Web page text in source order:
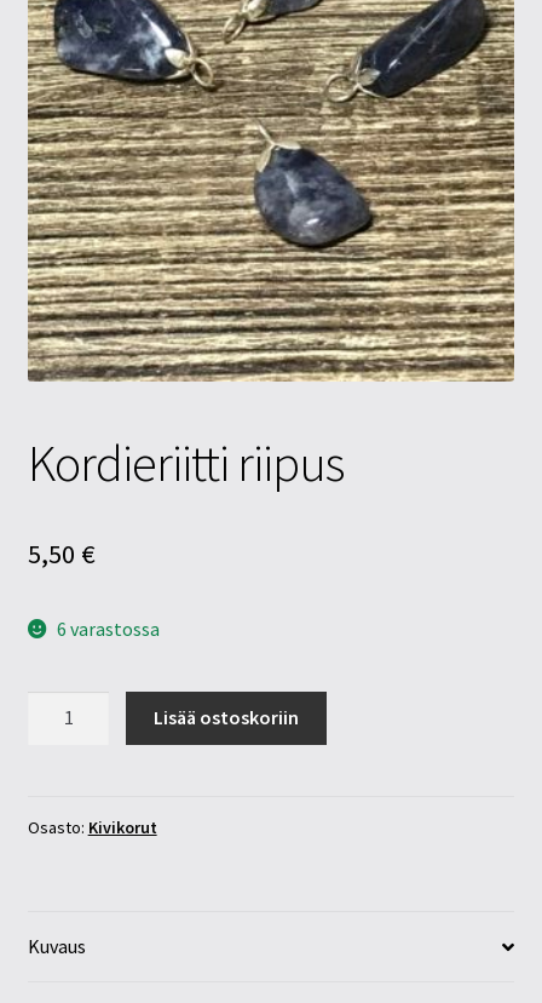
Tietosuojaseloste
Tuotteet
Yritysinfo
Kordieriitti riipus
5,50 €
6 varastossa
Lisää ostoskoriin
Osasto: Kivikorut
Kuvaus